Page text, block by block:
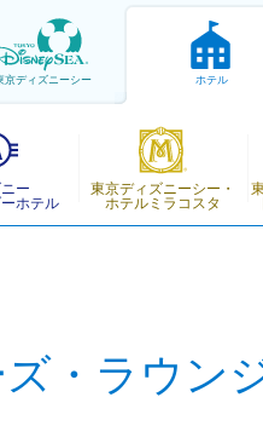
京ディズニーシー ホテル
ー
ホテル
東京ディズニーシー・
ホテルミラコスタ
・ラウン